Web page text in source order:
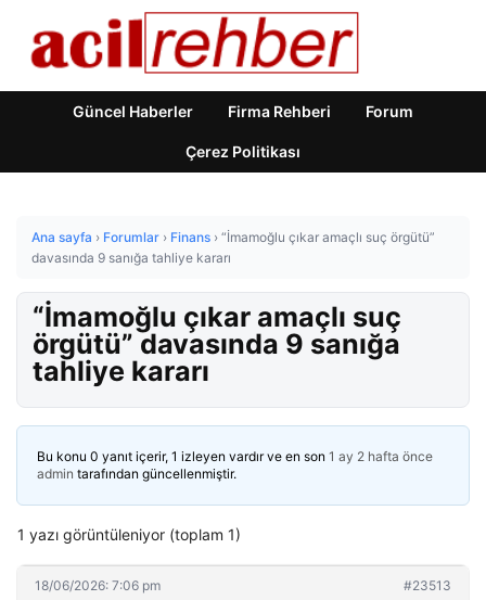
Güncel Haberler Firma Rehberi Forum
Çerez Politikası
Ana sayfa › Forumlar › Finans › “İmamoğlu çıkar amaçlı suç örgütü”
davasında 9 sanığa tahliye kararı
“İmamoğlu çıkar amaçlı suç
örgütü” davasında 9 sanığa
tahliye kararı
Bu konu 0 yanıt içerir, 1 izleyen vardır ve en son 1 ay 2 hafta önce
admin tarafından güncellenmiştir.
1 yazı görüntüleniyor (toplam 1)
18/06/2026: 7:06 pm #23513